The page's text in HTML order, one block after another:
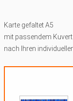
Karte gefaltet A5
mit passendem Kuvert
nach Ihren